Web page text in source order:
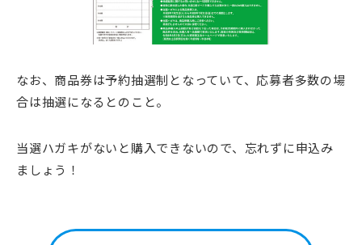
なお、商品券は予約抽選制となっていて、応募者多数の場
合は抽選になるとのこと。
当選ハガキがないと購入できないので、忘れずに申込み
ましょう！